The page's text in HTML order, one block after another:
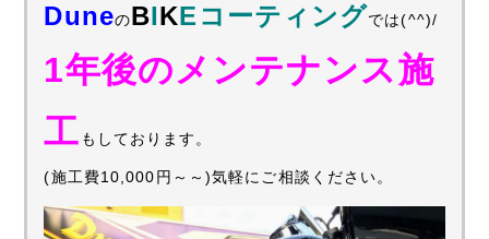
DuneのBIKEコーティングでは(^^)/
1年後のメンテナンス施
工 もしております。
(施工費10,000円～～)気軽にご相談ください。